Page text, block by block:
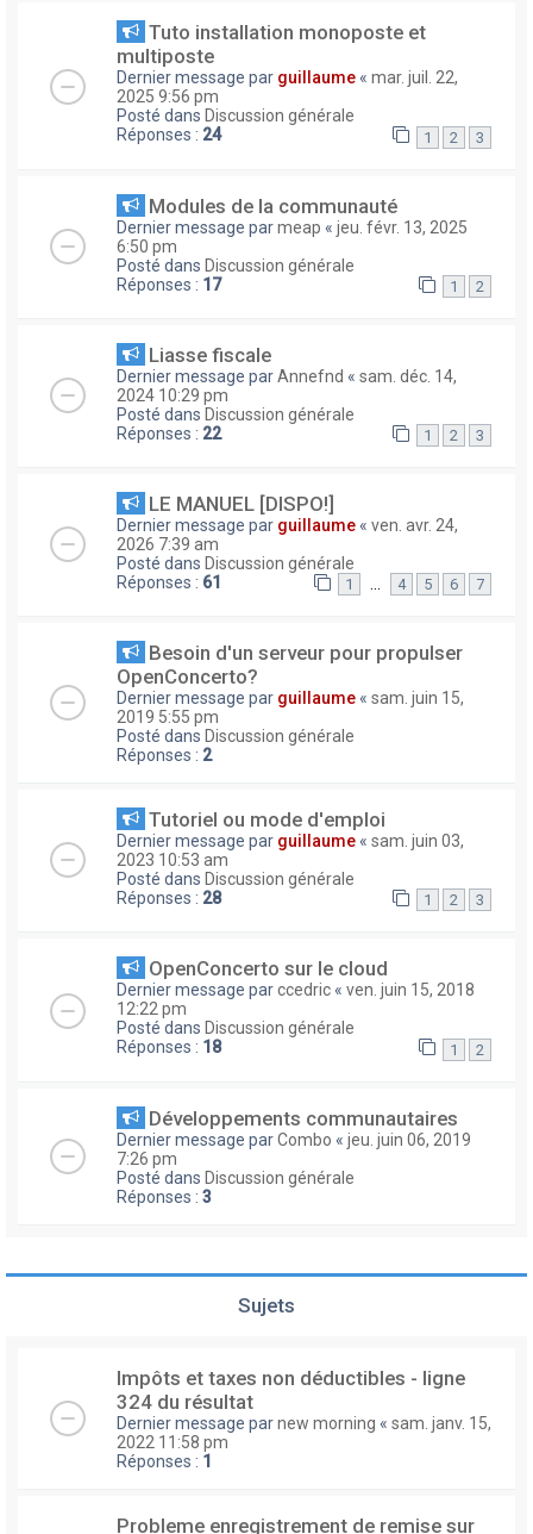
Tuto installation monoposte et
multiposte
Dernier message par guillaume « mar. juil. 22,
2025 9:56 pm
Posté dans Discussion générale
Réponses : 24 1 2 3
Modules de la communauté
Dernier message parmeap « jeu. févr. 13, 2025
6:50 pm
Posté dans Discussion générale
Réponses : 17 1 2
Liasse fiscale
Dernier message parAnnefnd « sam. déc. 14,
2024 10:29 pm
Posté dans Discussion générale
Réponses : 22 1 2 3
LE MANUEL [DISPO!]
Dernier message par guillaume « ven. avr. 24,
2026 7:39 am
Posté dans Discussion générale
Réponses : 61 1 … 4 5 6 7
Besoin d'un serveur pour propulser
OpenConcerto?
Dernier message par guillaume « sam. juin 15,
2019 5:55 pm
Posté dans Discussion générale
Réponses : 2
Tutoriel ou mode d'emploi
Dernier message par guillaume « sam. juin 03,
2023 10:53 am
Posté dans Discussion générale
Réponses : 28 1 2 3
OpenConcerto sur le cloud
Dernier message parccedric « ven. juin 15, 2018
12:22 pm
Posté dans Discussion générale
Réponses : 18 1 2
Développements communautaires
Dernier message parCombo « jeu. juin 06, 2019
7:26 pm
Posté dans Discussion générale
Réponses : 3
Sujets
Impôts et taxes non déductibles - ligne
324 du résultat
Dernier message parnew morning « sam. janv. 15,
2022 11:58 pm
Réponses : 1
Probleme enregistrement de remise sur